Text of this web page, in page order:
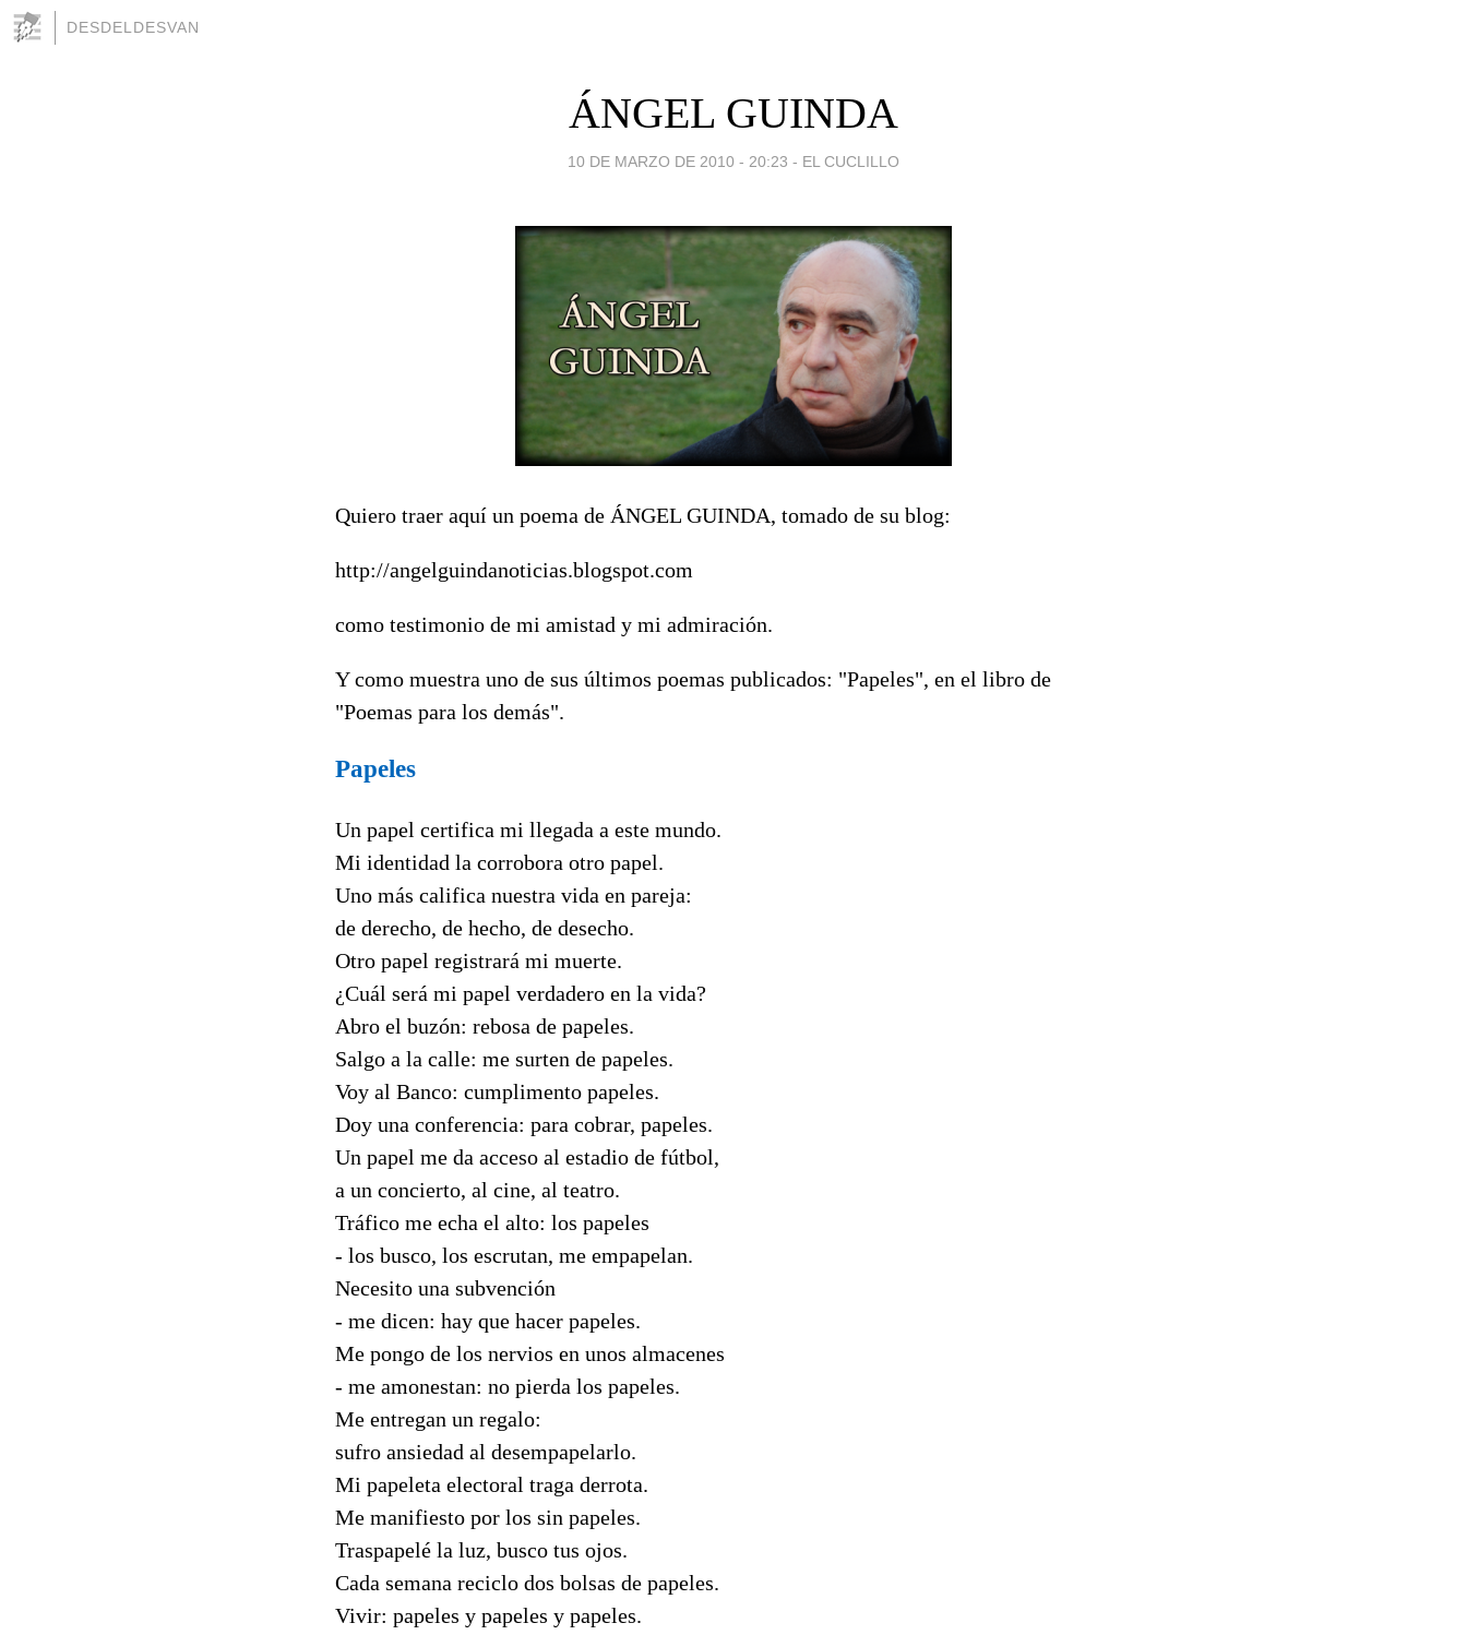
DESDELDESVAN
ÁNGEL GUINDA
10 DE MARZO DE 2010 - 20:23 - EL CUCLILLO
Quiero traer aquí un poema de ÁNGEL GUINDA, tomado de su blog:
http://angelguindanoticias.blogspot.com
como testimonio de mi amistad y mi admiración.
Y como muestra uno de sus últimos poemas publicados: "Papeles", en el libro de
"Poemas para los demás".
Papeles
Un papel certifica mi llegada a este mundo.
Mi identidad la corrobora otro papel.
Uno más califica nuestra vida en pareja:
de derecho, de hecho, de desecho.
Otro papel registrará mi muerte.
¿Cuál será mi papel verdadero en la vida?
Abro el buzón: rebosa de papeles.
Salgo a la calle: me surten de papeles.
Voy al Banco: cumplimento papeles.
Doy una conferencia: para cobrar, papeles.
Un papel me da acceso al estadio de fútbol,
a un concierto, al cine, al teatro.
Tráfico me echa el alto: los papeles
- los busco, los escrutan, me empapelan.
Necesito una subvención
- me dicen: hay que hacer papeles.
Me pongo de los nervios en unos almacenes
- me amonestan: no pierda los papeles.
Me entregan un regalo:
sufro ansiedad al desempapelarlo.
Mi papeleta electoral traga derrota.
Me manifiesto por los sin papeles.
Traspapelé la luz, busco tus ojos.
Cada semana reciclo dos bolsas de papeles.
Vivir: papeles y papeles y papeles.